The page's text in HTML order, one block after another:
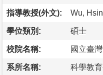
指導教授(外文): Wu,
學位類別: 碩士
校院名稱: 國立臺
系所名稱: 科學教